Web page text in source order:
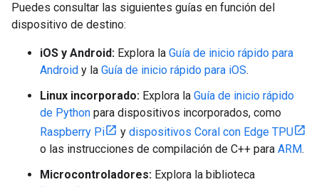
Puedes consultar las siguientes guías en función del
dispositivo de destino:
iOS y Android: Explora la Guía de inicio rápido para
Android y la Guía de inicio rápido para iOS.
Linux incorporado: Explora la Guía de inicio rápido
de Python para dispositivos incorporados, como
Raspberry Pi
y dispositivos Coral con Edge TPU
o las instrucciones de compilación de C++ para ARM.
Microcontroladores: Explora la biblioteca